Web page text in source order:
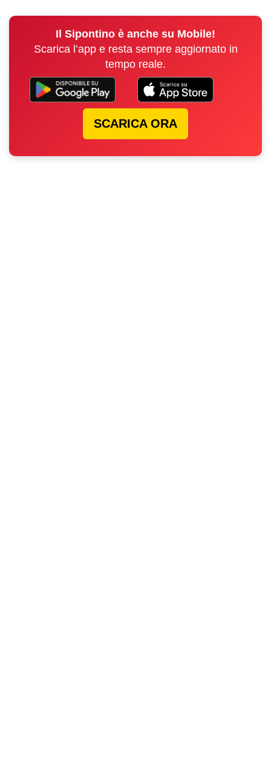
Il Sipontino è anche su Mobile!
Scarica l’app e resta sempre aggiornato in
tempo reale.
SCARICA ORA